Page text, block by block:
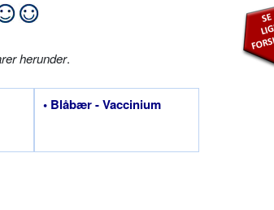
herunder.
• Blåbær - Vaccinium